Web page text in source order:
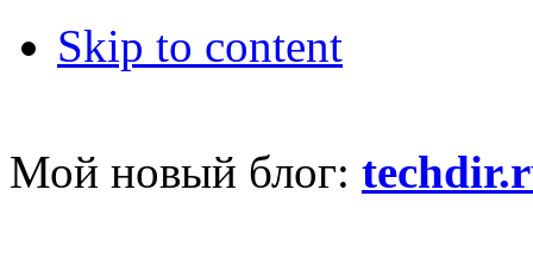
Skip to content
Мой новый блог: